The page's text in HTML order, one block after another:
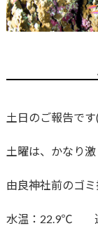
土日のご報告で
土曜は、かなり
由良神社前のゴ
水温：22.9℃